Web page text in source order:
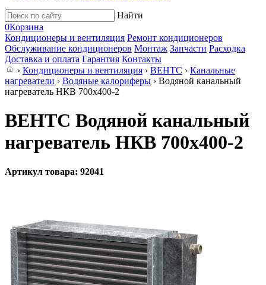
Найти
0Корзина
Кондиционеры и вентиляция Ремонт кондиционеров
Обслуживание кондиционеров Монтаж Запчасти Расходка
Доставка и оплата Гарантия Контакты
› Кондиционеры и вентиляция › ВЕНТС › Канальные
нагреватели › Водяные калориферы › Водяной канальный
нагреватель НКВ 700x400-2
ВЕНТС Водяной канальный
нагреватель НКВ 700x400-2
Артикул товара: 92041